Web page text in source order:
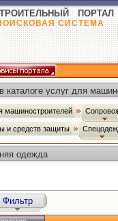
ПОРТАЛ
СИСТЕМА
каталоге услуг для
машиностроителей
и средств защиты
одежда
Фильтр